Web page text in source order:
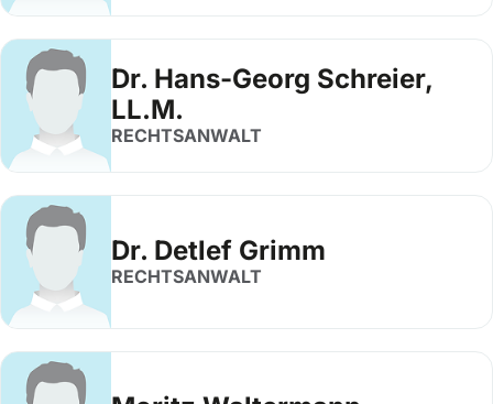
Dr. Hans-Georg Schreier,
LL.M.
RECHTSANWALT
Dr. Detlef Grimm
RECHTSANWALT